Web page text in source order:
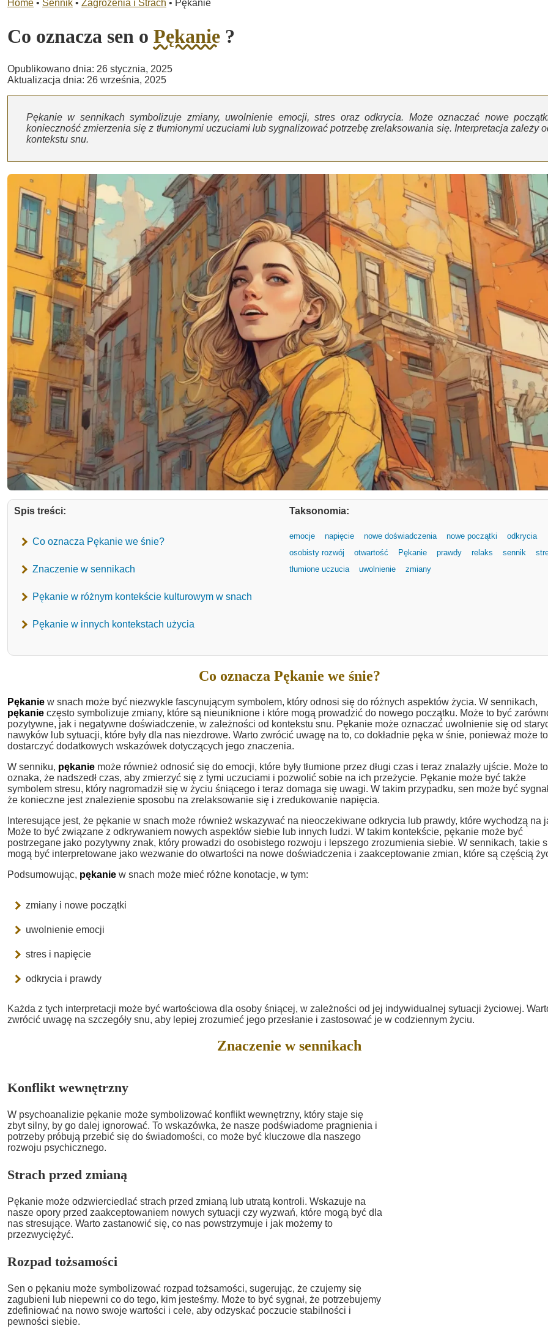
Home • Sennik • Zagrożenia i Strach • Pękanie
Co oznacza sen o Pękanie ?
Opublikowano dnia: 26 stycznia, 2025
Aktualizacja dnia: 26 września, 2025
Pękanie w sennikach symbolizuje zmiany, uwolnienie emocji, stres oraz odkrycia. Może oznaczać nowe
konieczność zmierzenia się z tłumionymi uczuciami lub sygnalizować potrzebę zrelaksowania się. Interpretacja zależy
kontekstu snu.
Spis treści:
Co oznacza Pękanie we śnie?
Znaczenie w sennikach
Pękanie w różnym kontekście kulturowym w snach
Pękanie w innych kontekstach użycia
Taksonomia:
emocje napięcie nowe doświadczenia nowe początki
odkrycia
osobisty rozwój
otwartość Pękanie prawdy relaks sennik
tłumione uczucia
uwolnienie zmiany
Co oznacza Pękanie we śnie?
Pękanie w snach może być niezwykle fascynującym symbolem, który odnosi się do różnych aspektów życia. W sennikach,
pękanie często symbolizuje zmiany, które są nieuniknione i które mogą prowadzić do nowego początku. Może to być
pozytywne, jak i negatywne doświadczenie, w zależności od kontekstu snu. Pękanie może oznaczać uwolnienie się od
nawyków lub sytuacji, które były dla nas niezdrowe. Warto zwrócić uwagę na to, co dokładnie pęka w śnie, ponieważ może to
dostarczyć dodatkowych wskazówek dotyczących jego znaczenia.
W senniku, pękanie może również odnosić się do emocji, które były tłumione przez długi czas i teraz znalazły ujście. Może
oznaka, że nadszedł czas, aby zmierzyć się z tymi uczuciami i pozwolić sobie na ich przeżycie. Pękanie może być także
symbolem stresu, który nagromadził się w życiu śniącego i teraz domaga się uwagi. W takim przypadku, sen może być
że konieczne jest znalezienie sposobu na zrelaksowanie się i zredukowanie napięcia.
Interesujące jest, że pękanie w snach może również wskazywać na nieoczekiwane odkrycia lub prawdy, które wychodzą na
Może to być związane z odkrywaniem nowych aspektów siebie lub innych ludzi. W takim kontekście, pękanie może być
postrzegane jako pozytywny znak, który prowadzi do osobistego rozwoju i lepszego zrozumienia siebie. W sennikach, takie
mogą być interpretowane jako wezwanie do otwartości na nowe doświadczenia i zaakceptowanie zmian, które są częścią
Podsumowując, pękanie w snach może mieć różne konotacje, w tym:
zmiany i nowe początki
uwolnienie emocji
stres i napięcie
odkrycia i prawdy
Każda z tych interpretacji może być wartościowa dla osoby śniącej, w zależności od jej indywidualnej sytuacji życiowej.
zwrócić uwagę na szczegóły snu, aby lepiej zrozumieć jego przesłanie i zastosować je w codziennym życiu.
Znaczenie w sennikach
Konflikt wewnętrzny
W psychoanalizie pękanie może symbolizować konflikt wewnętrzny, który staje się
zbyt silny, by go dalej ignorować. To wskazówka, że nasze podświadome pragnienia i
potrzeby próbują przebić się do świadomości, co może być kluczowe dla naszego
rozwoju psychicznego.
Strach przed zmianą
Pękanie może odzwierciedlać strach przed zmianą lub utratą kontroli. Wskazuje na
nasze opory przed zaakceptowaniem nowych sytuacji czy wyzwań, które mogą być dla
nas stresujące. Warto zastanowić się, co nas powstrzymuje i jak możemy to
przezwyciężyć.
Rozpad tożsamości
Sen o pękaniu może symbolizować rozpad tożsamości, sugerując, że czujemy się
zagubieni lub niepewni co do tego, kim jesteśmy. Może to być sygnał, że potrzebujemy
zdefiniować na nowo swoje wartości i cele, aby odzyskać poczucie stabilności i
pewności siebie.